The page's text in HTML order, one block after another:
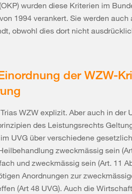
wurden diese Kriterien im
1994 verankert. Sie werden
obwohl dies dort nicht
der WZW-
WZW explizit. Aber auch in der
des Leistungsrechts
UVG über verschiedene
zweckmässig sein
und zweckmässig sein (Art. 11
Anordnungen zur
(Art 48 UVG). Auch die